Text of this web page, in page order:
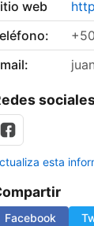
web
esta
Facebook